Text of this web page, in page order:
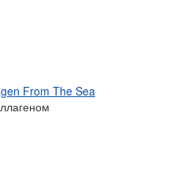
From The Sea